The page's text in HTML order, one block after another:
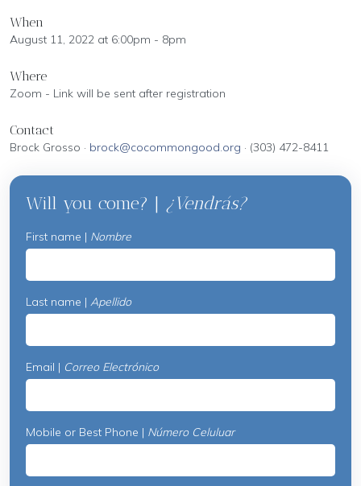
When
August 11, 2022 at 6:00pm - 8pm
Where
Zoom - Link will be sent after registration
Contact
Brock Grosso · brock@cocommongood.org · (303) 472-8411
Will you come? | ¿Vendrás?
First name | Nombre
Last name | Apellido
Email | Correo Electrónico
Mobile or Best Phone | Número Celuluar